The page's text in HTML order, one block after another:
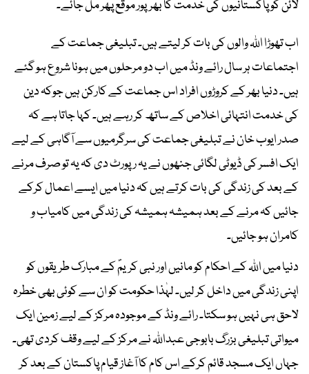
لائن کو پاکستانیوں کی خدمت کا بھرپور موقع پھر مل جائے۔
اب تھوڑا اللہ والوں کی بات کر لیتے ہیں۔ تبلیغی جماعت کے
اجتماعات ہر سال رائے ونڈ میں اب دو مرحلوں میں ہونا شروع ہو گئے
ہیں۔ دنیا بھر کے کروڑوں افراد اس جماعت کے کارکن ہیں جوکہ دین
کی خدمت انتہائی اخلاص کے ساتھ کر رہے ہیں۔ کہا جاتا ہے کہ
صدر ایوب خان نے تبلیغی جماعت کی سرگرمیوں سے آگاہی کے لیے
ایک افسر کی ڈیوٹی لگائی جنھوں نے یہ رپورٹ دی کہ یہ تو صرف مرنے
کے بعد کی زندگی کی بات کرتے ہیں کہ دنیا میں ایسے اعمال کرکے
جائیں کہ مرنے کے بعد ہمیشہ ہمیشہ کی زندگی میں کامیاب و
کامران ہو جائیں۔
دنیا میں اللہ کے احکام کو مانیں اور نبی کریمؐ کے مبارک طریقوں کو
اپنی زندگی میں داخل کر لیں۔ لہٰذا حکومت کو ان سے کوئی بھی خطرہ
لاحق ہی نہیں ہو سکتا۔ رائے ونڈ کے موجودہ مرکز کے لیے زمین ایک
میواتی تبلیغی بزرگ بابوجی عبداللہ نے مرکز کے لیے وقف کردی تھی۔
جہاں ایک مسجد قائم کرکے اس کام کا آغاز قیام پاکستان کے بعد کر